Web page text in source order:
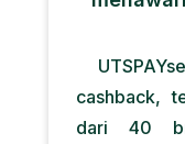
cashback,
dari 40